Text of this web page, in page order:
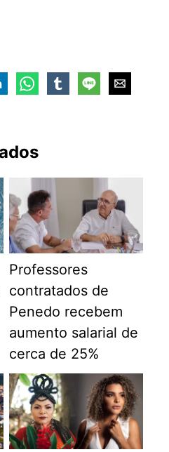
Professores
contratados de
Penedo recebem
aumento salarial de
cerca de 25%